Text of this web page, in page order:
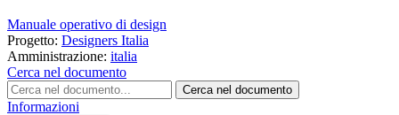
Manuale operativo di design
Progetto: Designers Italia
Amministrazione: italia
Cerca nel documento
Cerca nel documento
Informazioni